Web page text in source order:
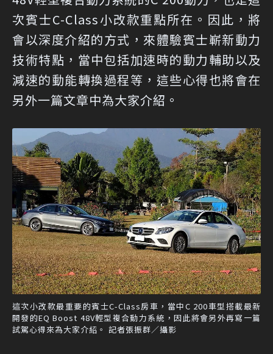
次賓士C-Class小改款重點所在。因此，將
會以深度介紹的方式，來體驗賓士嶄新動力
技術特點，當中包括加速時的動力輔助以及
減速的動能轉換過程等，這些心得也將會在
另外一篇文章中為大家介紹。
這次小改款最重要的賓士C-Class房車，當中C 200車型搭載最新
開發的EQ Boost 48V輕型複合動力系統，因此將會另外再寫一篇
試駕心得來為大家介紹。 記者張振群／攝影